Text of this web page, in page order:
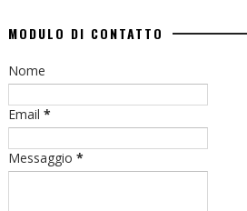
MODULO DI CONTATTO
Nome
Email *
Messaggio *